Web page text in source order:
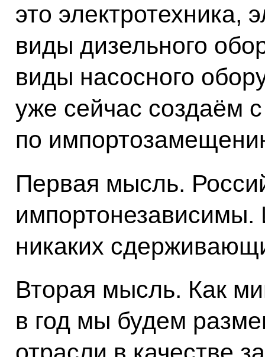
это электротехника,
виды дизельного
виды насосного
уже сейчас создаём
по
Первая мысль.
никаких
Вторая мысль. Как
в год мы будем